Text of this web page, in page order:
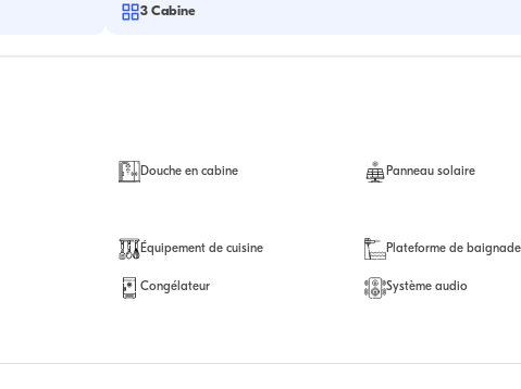
3 Cabine
Douche en cabine Panneau solaire
Équipement de cuisine Plateforme de baignade
Congélateur Système audio